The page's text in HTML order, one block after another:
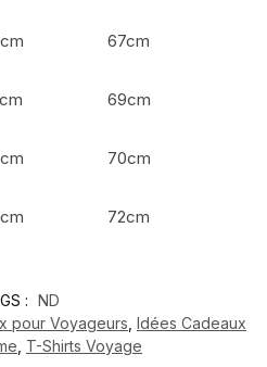
67cm
69cm
70cm
72cm
: ND
pour Voyageurs Idées Cadeaux
T-Shirts Voyage